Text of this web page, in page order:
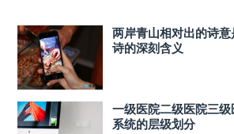
两岸青山相对出的诗
诗的深刻含义
一级医院二级医院三
系统的层级划分